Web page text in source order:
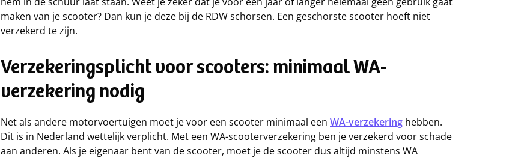
maken van je scooter? Dan kun je deze bij de RDW schorsen. Een geschorste scooter hoeft niet
verzekerd te zijn.
Verzekeringsplicht voor scooters: minimaal WA-
verzekering nodig
Net als andere motorvoertuigen moet je voor een scooter minimaal een WA-verzekering hebben.
Dit is in Nederland wettelijk verplicht. Met een WA-scooterverzekering ben je verzekerd voor schade
aan anderen. Als je eigenaar bent van de scooter, moet je de scooter dus altijd minstens WA